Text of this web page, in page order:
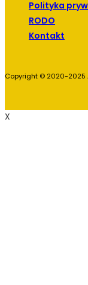
Copyright © 2020-2025
Polityka
RODO
Kontakt
X